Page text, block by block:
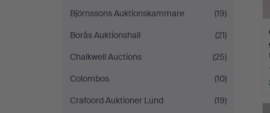
Björnssons Auktionskammare
(19)
Borås Auktionshall
(21)
Chalkwell Auctions
(25)
Colombos
(10)
Crafoord Auktioner Lund
(19)